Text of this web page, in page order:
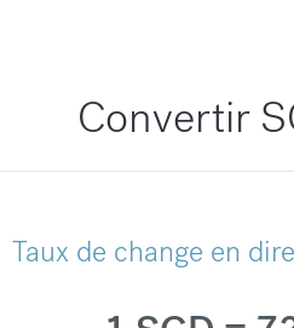
Convertir
Taux de change en